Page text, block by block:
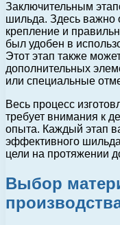
Заключительным
шильда. Здесь важно
крепление и
был удобен в
Этот этап также
дополнительных
или специальные
Весь процесс
требует внимания к
опыта. Каждый этап
эффективного
цели на протяжении
Выбор